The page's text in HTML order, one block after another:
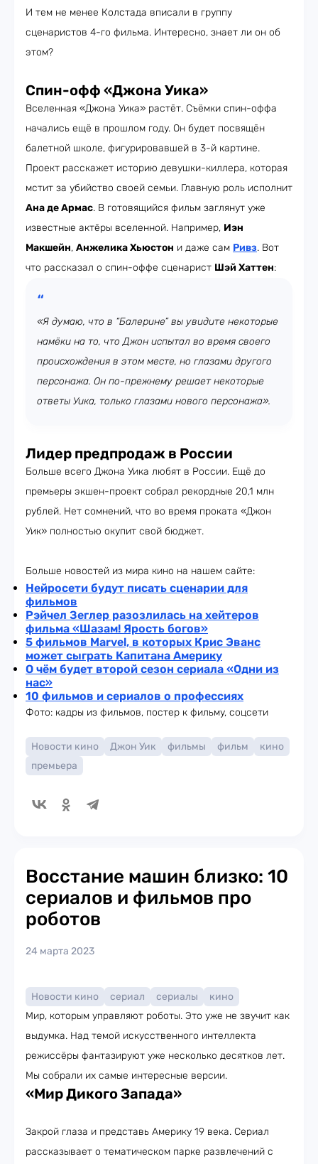
И тем не менее Колстада вписали в группу
сценаристов 4-го фильма. Интересно, знает ли он об
этом?
Спин-офф «Джона Уика»
Вселенная «Джона Уика» растёт. Съёмки спин-оффа
начались ещё в прошлом году. Он будет посвящён
балетной школе, фигурировавшей в 3-й картине.
Проект расскажет историю девушки-киллера, которая
мстит за убийство своей семьи. Главную роль исполнит
Ана де Армас. В готовящийся фильм заглянут уже
известные актёры вселенной. Например, Иэн
Макшейн, Анжелика Хьюстон и даже сам Ривз. Вот
что рассказал о спин-оффе сценарист Шэй Хаттен:
«Я думаю, что в “Балерине” вы увидите некоторые
намёки на то, что Джон испытал во время своего
происхождения в этом месте, но глазами другого
персонажа. Он по-прежнему решает некоторые
ответы Уика, только глазами нового персонажа».
Лидер предпродаж в России
Больше всего Джона Уика любят в России. Ещё до
премьеры экшен-проект собрал рекордные 20,1 млн
рублей. Нет сомнений, что во время проката «Джон
Уик» полностью окупит свой бюджет.
Больше новостей из мира кино на нашем сайте:
Нейросети будут писать сценарии для
фильмов
Рэйчел Зеглер разозлилась на хейтеров
фильма «Шазам! Ярость богов»
5 фильмов Marvel, в которых Крис Эванс
может сыграть Капитана Америку
О чём будет второй сезон сериала «Одни из
нас»
10 фильмов и сериалов о профессиях
Фото: кадры из фильмов, постер к фильму, соцсети
Новости кино Джон Уик фильмы фильм
кино
премьера
Восстание машин близко: 10
сериалов и фильмов про
роботов
24 марта 2023
Новости кино сериал сериалы
кино
Мир, которым управляют роботы. Это уже не звучит как
выдумка. Над темой искусственного интеллекта
режиссёры фантазируют уже несколько десятков лет.
Мы собрали их самые интересные версии.
«Мир Дикого Запада»
Закрой глаза и представь Америку 19 века. Сериал
рассказывает о тематическом парке развлечений с